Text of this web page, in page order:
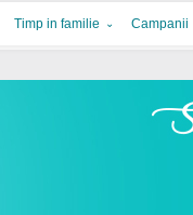
Timp in familie Campanii